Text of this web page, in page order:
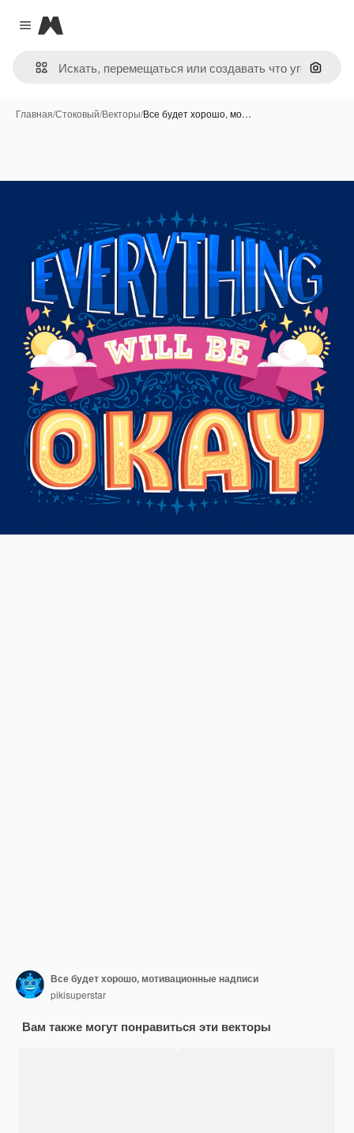
Close menu
Magnific
Поиск
Главная/Стоковый/Векторы/Все будет хорошо, мо…
Все будет хорошо, мотивационные надписи
pikisuperstar
Вам также могут понравиться эти векторы